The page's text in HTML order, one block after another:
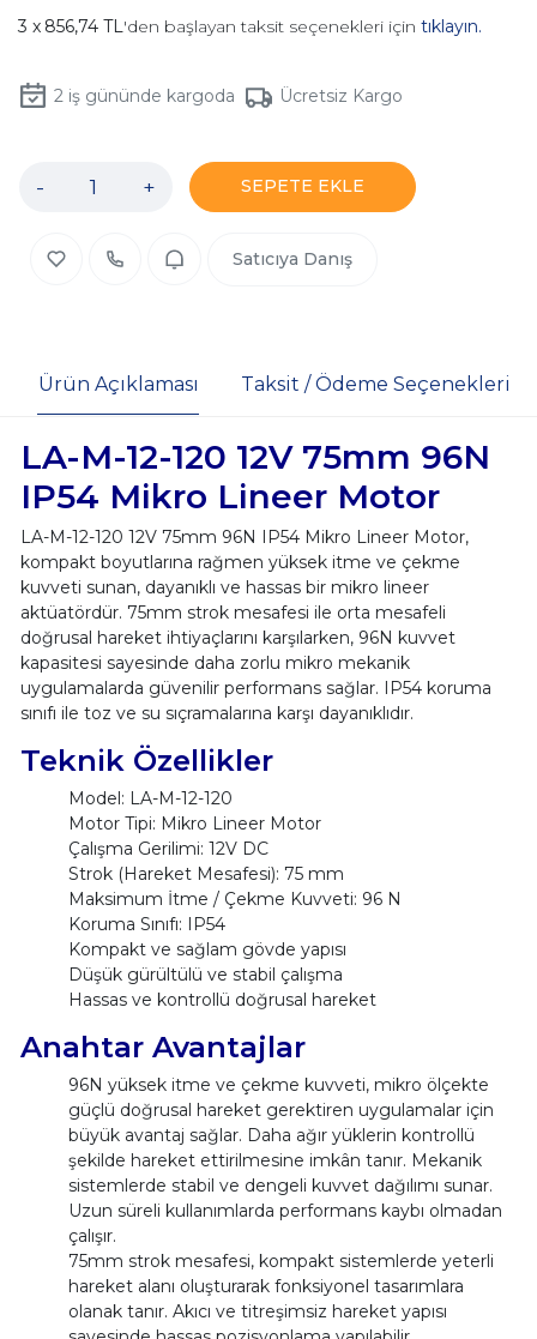
856,74 TL'den başlayan taksit seçenekleri için tıklayın.
2iş gününde kargoda Ücretsiz Kargo
- + SEPETE EKLE
Satıcıya Danış
Ürün Açıklaması Taksit / Ödeme Seçenekleri
LA-M-12-120 12V 75mm 96N
IP54 Mikro Lineer Motor
LA-M-12-120 12V 75mm 96N IP54 Mikro Lineer Motor,
kompakt boyutlarına rağmen yüksek itme ve çekme
kuvveti sunan, dayanıklı ve hassas bir mikro lineer
aktüatördür. 75mm strok mesafesi ile orta mesafeli
doğrusal hareket ihtiyaçlarını karşılarken, 96N kuvvet
kapasitesi sayesinde daha zorlu mikro mekanik
uygulamalarda güvenilir performans sağlar. IP54 koruma
sınıfı ile toz ve su sıçramalarına karşı dayanıklıdır.
Teknik Özellikler
Model: LA-M-12-120
Motor Tipi: Mikro Lineer Motor
Çalışma Gerilimi: 12V DC
Strok (Hareket Mesafesi): 75 mm
Maksimum İtme / Çekme Kuvveti: 96 N
Koruma Sınıfı: IP54
Kompakt ve sağlam gövde yapısı
Düşük gürültülü ve stabil çalışma
Hassas ve kontrollü doğrusal hareket
Anahtar Avantajlar
96N yüksek itme ve çekme kuvveti, mikro ölçekte
güçlü doğrusal hareket gerektiren uygulamalar için
büyük avantaj sağlar. Daha ağır yüklerin kontrollü
şekilde hareket ettirilmesine imkân tanır. Mekanik
sistemlerde stabil ve dengeli kuvvet dağılımı sunar.
Uzun süreli kullanımlarda performans kaybı olmadan
çalışır.
75mm strok mesafesi, kompakt sistemlerde yeterli
hareket alanı oluşturarak fonksiyonel tasarımlara
olanak tanır. Akıcı ve titreşimsiz hareket yapısı